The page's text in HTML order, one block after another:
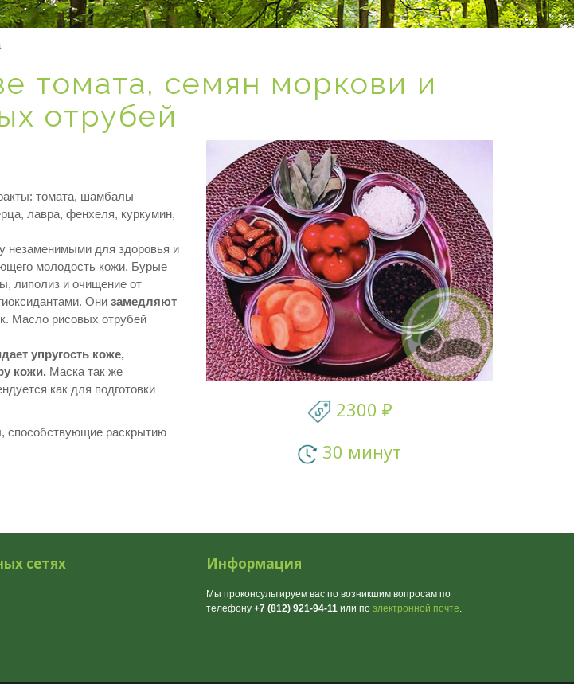
томата, семян моркови и
отрубей
2300 ₽
30 минут
томата, шамбалы
лавра, фенхеля, куркумин,
незаменимыми для здоровья и
молодость кожи. Бурые
липолиз и очищение от
Они замедляют
Масло рисовых отрубей
упругость коже,
кожи. Маска так же
как для подготовки
способствующие раскрытию
сетях Информация
Мы проконсультируем вас по возникшим вопросам по
телефону +7 (812) 921-94-11 или по электронной почте.